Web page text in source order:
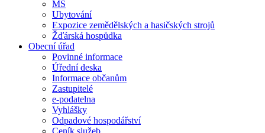
MŠ
Ubytování
Expozice zemědělských a hasičských strojů
Žďárská hospůdka
Obecní úřad
Povinné informace
Úřední deska
Informace občanům
Zastupitelé
e-podatelna
Vyhlášky
Odpadové hospodářství
Ceník služeb